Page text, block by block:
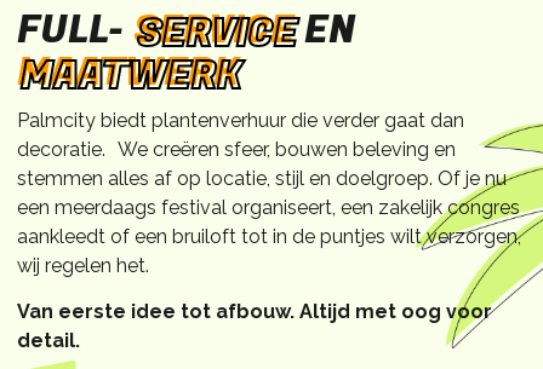
FULL- SERVICEEN
MAATWERK
Palmcity biedt plantenverhuur die verder gaat dan
decoratie. We creëren sfeer, bouwen beleving en
stemmen alles af op locatie, stijl en doelgroep. Of je nu
een meerdaags festival organiseert, een zakelijk congres
aankleedt of een bruiloft tot in de puntjes wilt verzorgen,
wij regelen het.
Van eerste idee tot afbouw. Altijd met oog voor
detail.